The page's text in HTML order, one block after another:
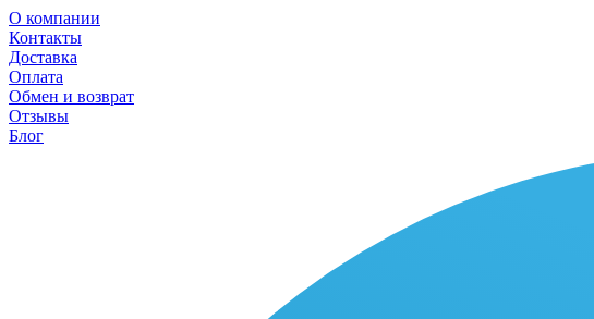
О компании
Контакты
Доставка
Оплата
Обмен и возврат
Отзывы
Блог